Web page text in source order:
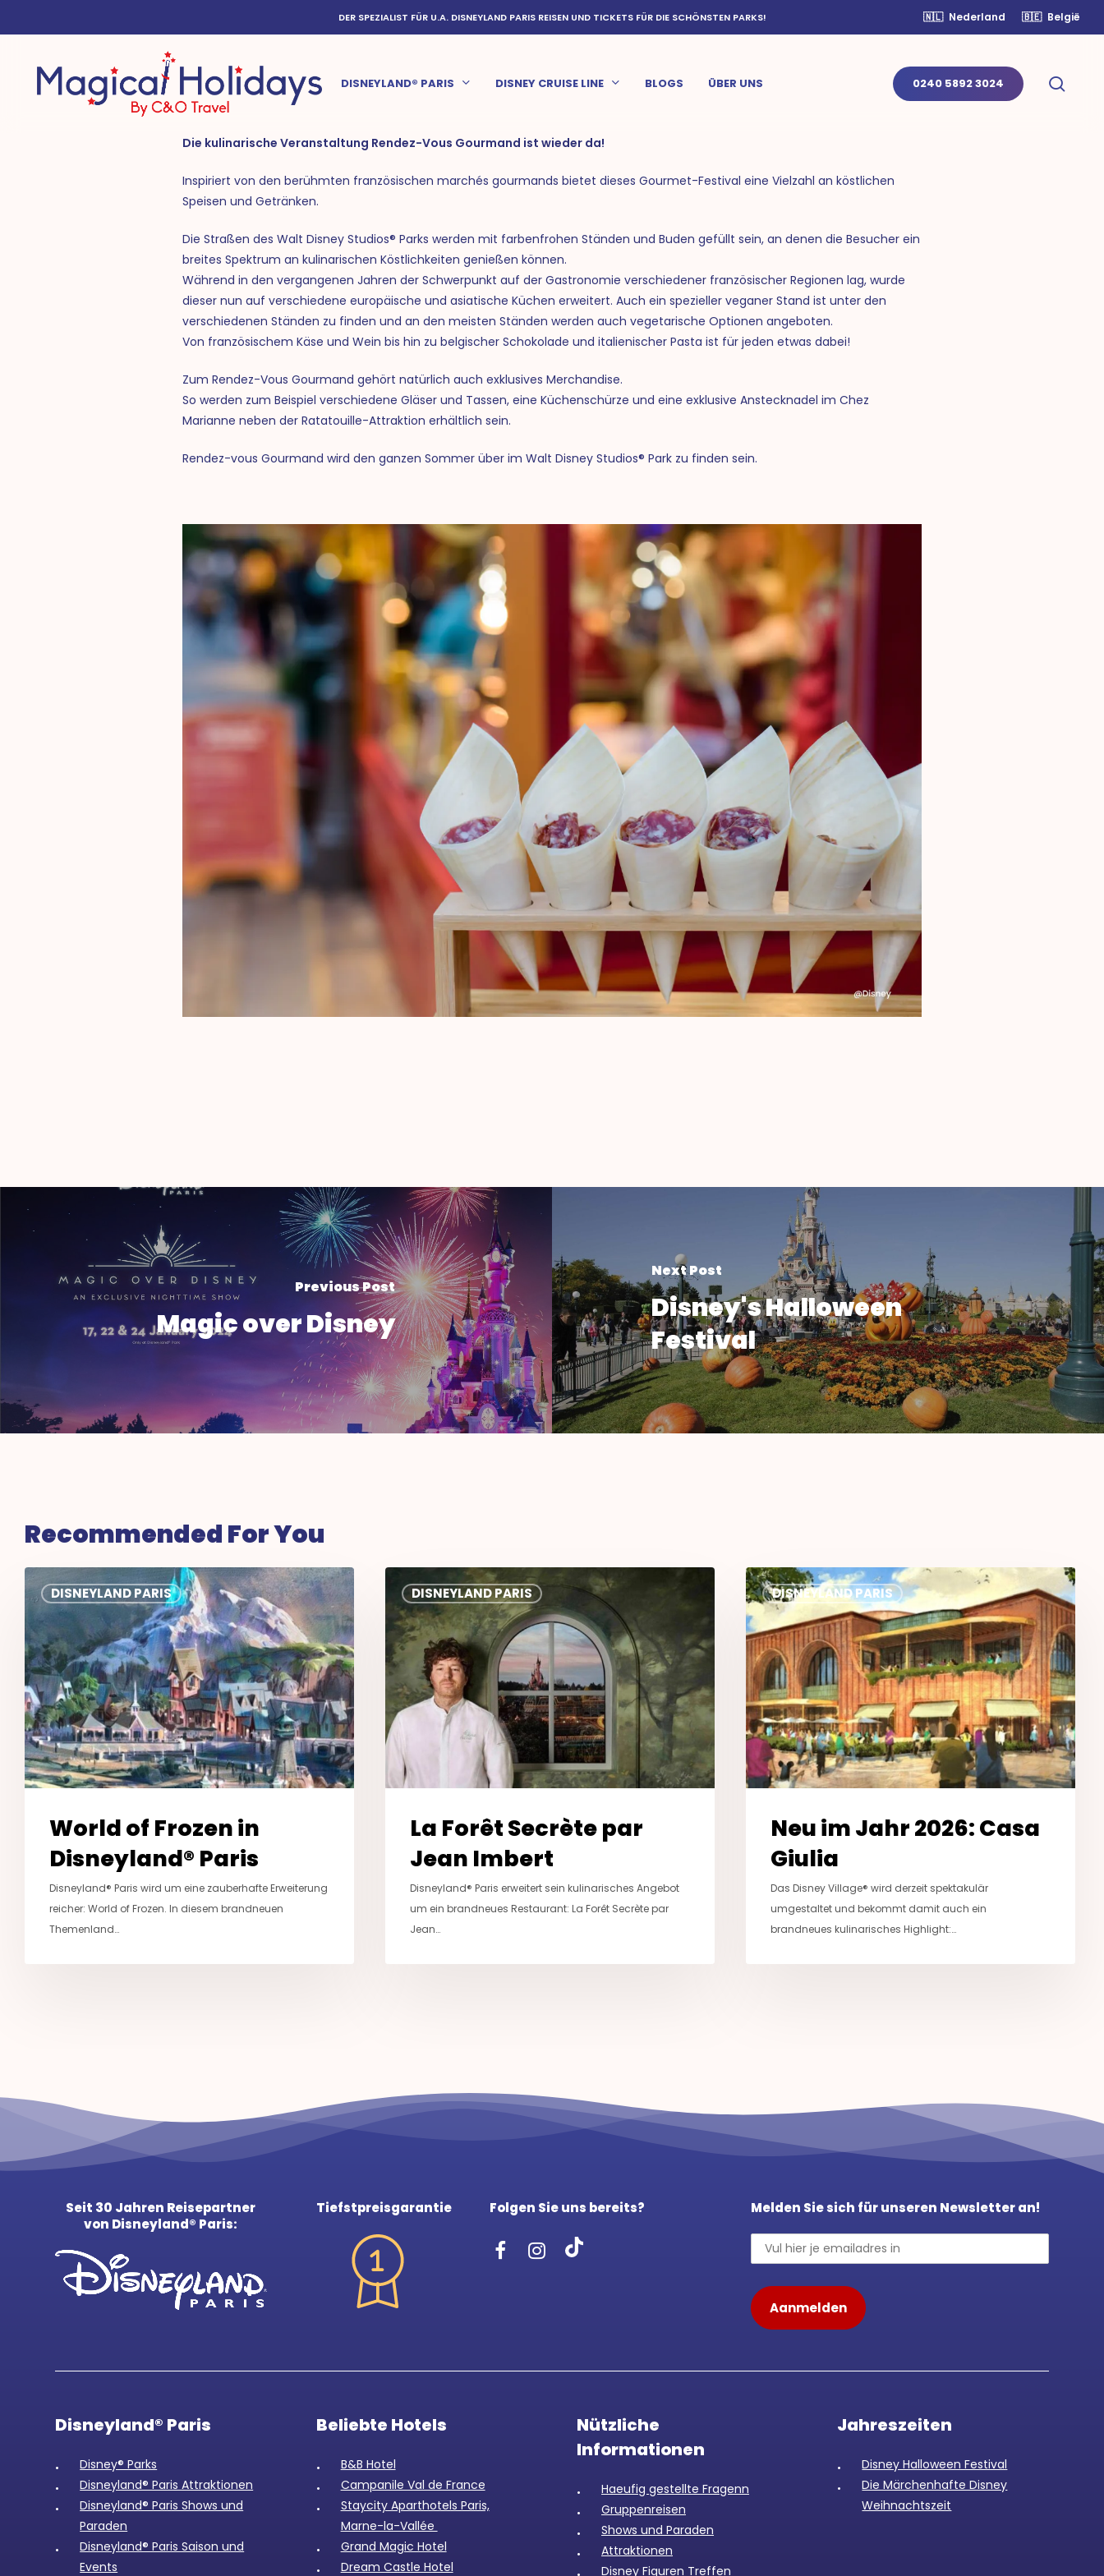
content
DER SPEZIALIST FÜR U.A. DISNEYLAND PARIS REISEN UND TICKETS FÜR DIE SCHÖNSTEN PARKS! 🇳🇱 Nederland 🇧🇪 België
DISNEYLAND® PARIS DISNEY CRUISE LINE BLOGS ÜBER UNS 0240 5892 3024
Die kulinarische Veranstaltung Rendez-Vous Gourmand ist wieder da!
Inspiriert von den berühmten französischen marchés gourmands bietet dieses Gourmet-Festival eine Vielzahl an köstlichen
Speisen und Getränken.
Die Straßen des Walt Disney Studios® Parks werden mit farbenfrohen Ständen und Buden gefüllt sein, an denen die Besucher ein
breites Spektrum an kulinarischen Köstlichkeiten genießen können.
Während in den vergangenen Jahren der Schwerpunkt auf der Gastronomie verschiedener französischer Regionen lag, wurde
dieser nun auf verschiedene europäische und asiatische Küchen erweitert. Auch ein spezieller veganer Stand ist unter den
verschiedenen Ständen zu finden und an den meisten Ständen werden auch vegetarische Optionen angeboten.
Von französischem Käse und Wein bis hin zu belgischer Schokolade und italienischer Pasta ist für jeden etwas dabei!
Zum Rendez-Vous Gourmand gehört natürlich auch exklusives Merchandise.
So werden zum Beispiel verschiedene Gläser und Tassen, eine Küchenschürze und eine exklusive Anstecknadel im Chez
Marianne neben der Ratatouille-Attraktion erhältlich sein.
Rendez-vous Gourmand wird den ganzen Sommer über im Walt Disney Studios® Park zu finden sein.
Previous Post
Magic over Disney
Next Post
Disney's Halloween
Festival
Recommended For You
DISNEYLAND PARIS
World
of
Frozen
in
Disneyland®
Paris
World of Frozen in
Disneyland® Paris
Disneyland® Paris wird um eine zauberhafte Erweiterung
reicher: World of Frozen. In diesem brandneuen
Themenland…
DISNEYLAND PARIS
La
Forêt
Secrète
par
Jean
Imbert
La Forêt Secrète par
Jean Imbert
Disneyland® Paris erweitert sein kulinarisches Angebot
um ein brandneues Restaurant: La Forêt Secrète par
Jean…
DISNEYLAND PARIS
Neu
im
Jahr
2026:
Casa
Giulia
Neu im Jahr 2026: Casa
Giulia
Das Disney Village® wird derzeit spektakulär
umgestaltet und bekommt damit auch ein
brandneues kulinarisches Highlight:…
Seit 30 Jahren Reisepartner
von Disneyland® Paris:
Tiefstpreisgarantie Folgen Sie uns bereits? Melden Sie sich für unseren Newsletter an!
Disneyland® Paris
Disney® Parks
Disneyland® Paris Attraktionen
Disneyland® Paris Shows und
Paraden
Disneyland® Paris Saison und
Events
Beliebte Hotels
B&B Hotel
Campanile Val de France
Staycity Aparthotels Paris,
Marne-la-Vallée
Grand Magic Hotel
Dream Castle Hotel
Nützliche
Informationen
Haeufig gestellte Fragenn
Gruppenreisen
Shows und Paraden
Attraktionen
Disney Figuren Treffen
Jahreszeiten
Disney Halloween Festival
Die Märchenhafte Disney
Weihnachtszeit